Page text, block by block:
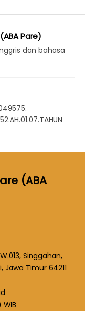
Pare)
dan bahasa
(ABA
Singgahan,
Jawa Timur 64211